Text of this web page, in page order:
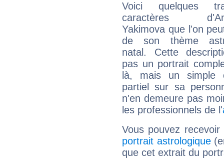
Voici quelques
caractères
Yakimova que l'on
de son thème
natal. Cette
pas un portrait
là, mais un simple
partiel sur sa
n'en demeure pas
les professionnels de l'
Vous pouvez
portrait astrologique
que cet extrait du